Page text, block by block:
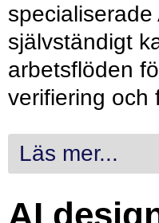
självständigt
arbetsflöden
verifiering och
Läs mer...
AI